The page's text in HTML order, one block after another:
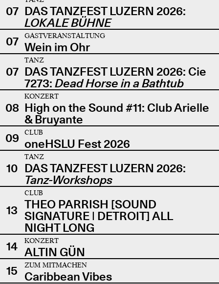
07 DAS TANZFEST LUZERN 2026:
LOKALE BÜHNE
07
GASTVERANSTALTUNG
Wein im Ohr
07
TANZ
DAS TANZFEST LUZERN 2026: Cie
7273: Dead Horse in a Bathtub
08
KONZERT
High on the Sound #11: Club Arielle
& Bruyante
09
CLUB
oneHSLU Fest 2026
10
TANZ
DAS TANZFEST LUZERN 2026:
Tanz-Workshops
13
CLUB
THEO PARRISH [SOUND
SIGNATURE | DETROIT] ALL
NIGHT LONG
14
KONZERT
ALTIN GÜN
15
ZUM MITMACHEN
Caribbean Vibes